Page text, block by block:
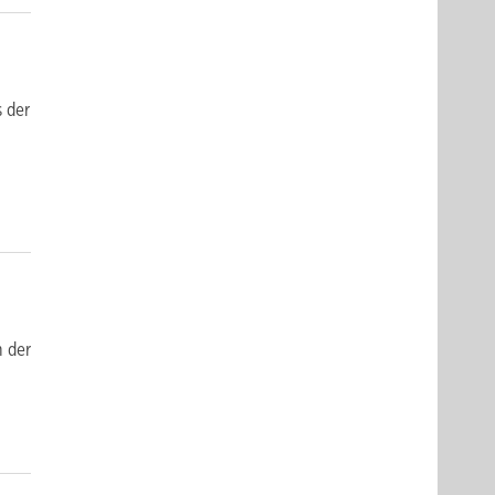
der
der